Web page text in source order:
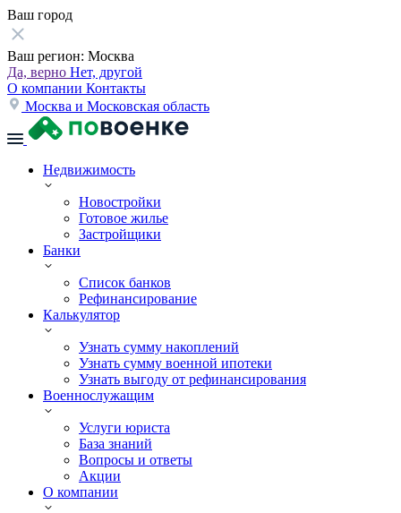
Ваш город
Ваш регион: Москва
Да, верно Нет, другой
О компании Контакты
Москва и Московская область
Недвижимость
Новостройки
Готовое жилье
Застройщики
Банки
Список банков
Рефинансирование
Калькулятор
Узнать сумму накоплений
Узнать сумму военной ипотеки
Узнать выгоду от рефинансирования
Военнослужащим
Услуги юриста
База знаний
Вопросы и ответы
Акции
О компании